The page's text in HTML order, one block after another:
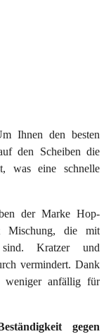
Ihnen den besten
den Scheiben die
was eine schnelle
der Marke Hop-
Mischung, die mit
sind. Kratzer und
vermindert. Dank
weniger anfällig für
gegen